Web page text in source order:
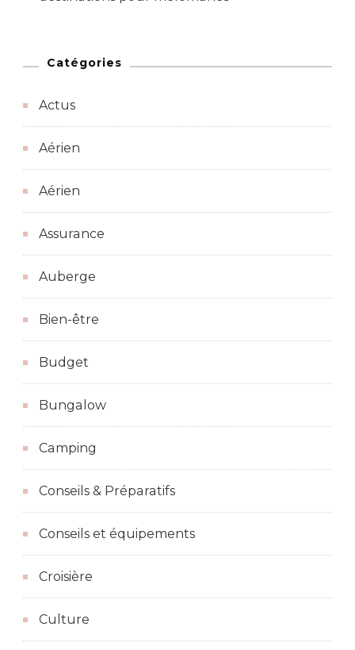
Catégories
Actus
Aérien
Aérien
Assurance
Auberge
Bien-être
Budget
Bungalow
Camping
Conseils & Préparatifs
Conseils et équipements
Croisière
Culture